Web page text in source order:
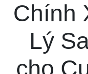
Chính
Lý
cho